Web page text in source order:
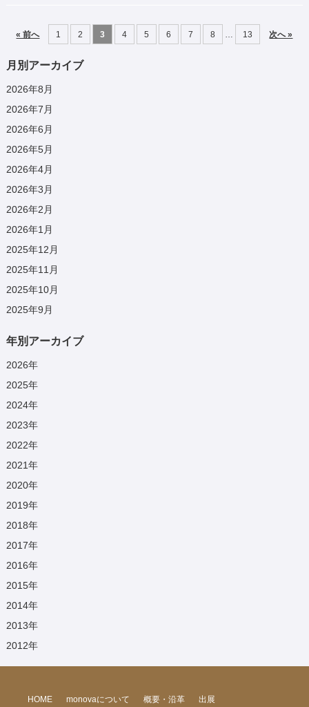
« 前へ 1 2 3 4 5 6 7 8 13 次へ »
月別アーカイブ
2026年8月
2026年7月
2026年6月
2026年5月
2026年4月
2026年3月
2026年2月
2026年1月
2025年12月
2025年11月
2025年10月
2025年9月
年別アーカイブ
2026年
2025年
2024年
2023年
2022年
2021年
2020年
2019年
2018年
2017年
2016年
2015年
2014年
2013年
2012年
HOME monovaについて 概要・沿革 出展